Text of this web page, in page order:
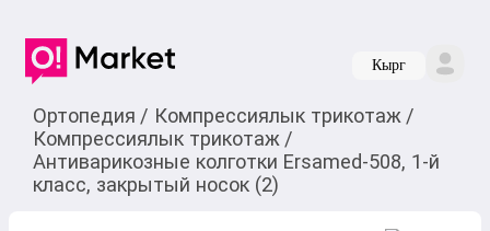
Кырг
Ортопедия / Компрессиялык трикотаж /
Компрессиялык трикотаж /
Антиварикозные колготки Ersamed-508, 1-й
класс, закрытый носок (2)